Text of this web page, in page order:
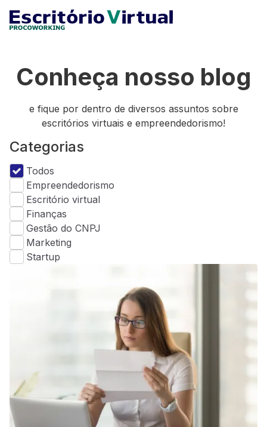
Conheça nosso blog
e fique por dentro de diversos assuntos sobre
escritórios virtuais e empreendedorismo!
Categorias
Todos
Empreendedorismo
Escritório virtual
Finanças
Gestão do CNPJ
Marketing
Startup